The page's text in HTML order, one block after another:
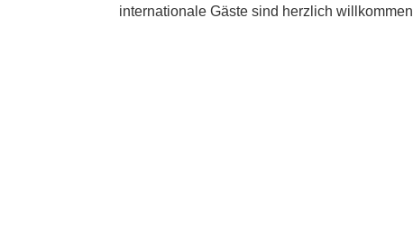
internationale Gäste sind herzlich